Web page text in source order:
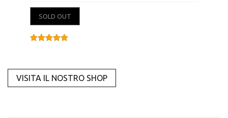
SOLD OUT
VISITA IL NOSTRO SHOP